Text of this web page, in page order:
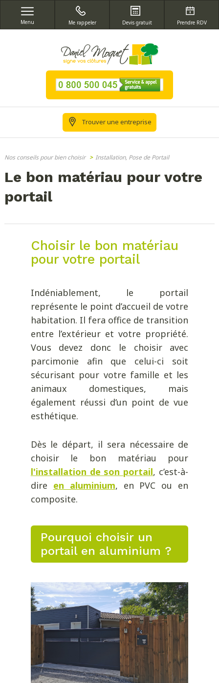
Menu Me rappeler Devis gratuit Prendre RDV
Trouver une entreprise
Nos conseils pour bien choisir > Installation, Pose de Portail
Le bon matériau pour votre
portail
Choisir le bon matériau
pour votre portail
Indéniablement, le portail
représente le point d’accueil de votre
habitation. Il fera office de transition
entre l’extérieur et votre propriété.
Vous devez donc le choisir avec
parcimonie afin que celui-ci soit
sécurisant pour votre famille et les
animaux domestiques, mais
également réussi d’un point de vue
esthétique.
Dès le départ, il sera nécessaire de
choisir le bon matériau pour
l'installation de son portail, c’est-à-
dire en aluminium, en PVC ou en
composite.
Pourquoi choisir un
portail en aluminium ?